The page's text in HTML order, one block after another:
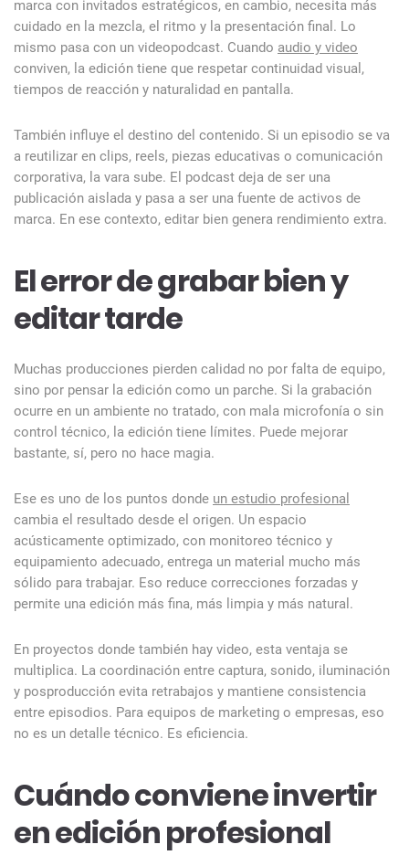
marca con invitados estratégicos, en cambio, necesita más
cuidado en la mezcla, el ritmo y la presentación final. Lo
mismo pasa con un videopodcast. Cuando audio y video
conviven, la edición tiene que respetar continuidad visual,
tiempos de reacción y naturalidad en pantalla.
También influye el destino del contenido. Si un episodio se va
a reutilizar en clips, reels, piezas educativas o comunicación
corporativa, la vara sube. El podcast deja de ser una
publicación aislada y pasa a ser una fuente de activos de
marca. En ese contexto, editar bien genera rendimiento extra.
El error de grabar bien y
editar tarde
Muchas producciones pierden calidad no por falta de equipo,
sino por pensar la edición como un parche. Si la grabación
ocurre en un ambiente no tratado, con mala microfonía o sin
control técnico, la edición tiene límites. Puede mejorar
bastante, sí, pero no hace magia.
Ese es uno de los puntos donde un estudio profesional
cambia el resultado desde el origen. Un espacio
acústicamente optimizado, con monitoreo técnico y
equipamiento adecuado, entrega un material mucho más
sólido para trabajar. Eso reduce correcciones forzadas y
permite una edición más fina, más limpia y más natural.
En proyectos donde también hay video, esta ventaja se
multiplica. La coordinación entre captura, sonido, iluminación
y posproducción evita retrabajos y mantiene consistencia
entre episodios. Para equipos de marketing o empresas, eso
no es un detalle técnico. Es eficiencia.
Cuándo conviene invertir
en edición profesional